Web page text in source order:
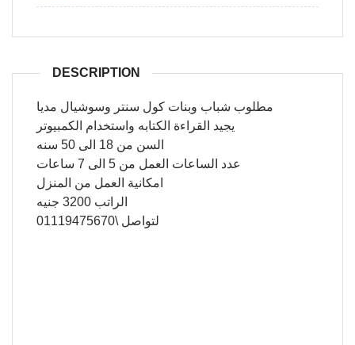
DESCRIPTION
مطلوب شباب وبنات كول سنتر وسوشيال مديا
يجيد القراءة الكتابه واستخدام الكمبيوتر
السن من 18 الى 50 سنه
عدد الساعات العمل من 5 الى 7 ساعات
امكانية العمل من المنزل
الراتب 3200 جنيه
لتواصل \01119475670